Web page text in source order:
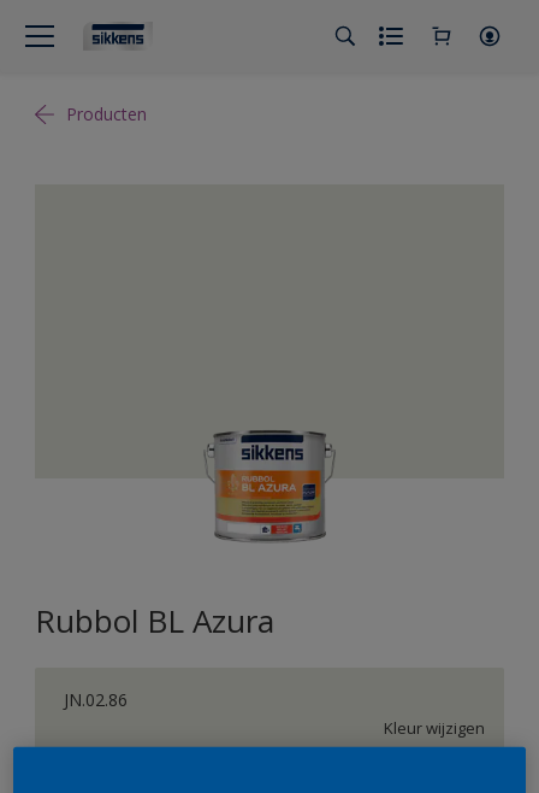
Producten
Rubbol BL Azura
JN.02.86
Kleur wijzigen